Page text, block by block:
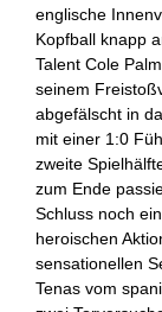
englische
Kopfball knapp
Talent Cole
seinem
abgefälscht in
mit einer 1:0
zweite
zum Ende
Schluss noch
heroischen
sensationellen
Tenas vom